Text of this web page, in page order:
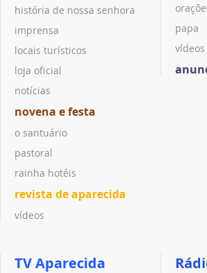
história de nossa senhora
imprensa
locais turísticos
loja oficial
notícias
novena e festa
o santuário
pastoral
rainha hotéis
revista de aparecida
vídeos
papa
vídeos
TV Aparecida